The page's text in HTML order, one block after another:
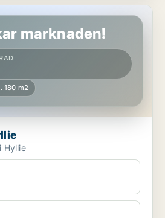
marknaden!
180 m2
Hyllie